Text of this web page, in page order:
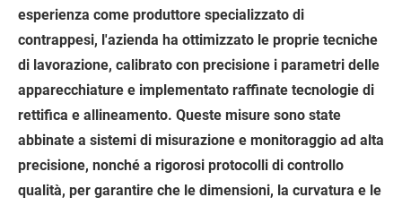
esperienza come produttore specializzato di
contrappesi, l'azienda ha ottimizzato le proprie tecniche
di lavorazione, calibrato con precisione i parametri delle
apparecchiature e implementato raffinate tecnologie di
rettifica e allineamento. Queste misure sono state
abbinate a sistemi di misurazione e monitoraggio ad alta
precisione, nonché a rigorosi protocolli di controllo
qualità, per garantire che le dimensioni, la curvatura e le